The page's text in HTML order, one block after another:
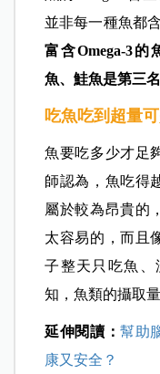
並非每一種魚都
富含Omega-3
魚、鮭魚是第三
吃魚吃到超量
魚要吃多少才足
師認為， 魚吃得
屬於較為昂貴的
太容易的，而且
子整天只吃魚
知，魚類的攝取
延伸閱讀：幫助
康又安全？